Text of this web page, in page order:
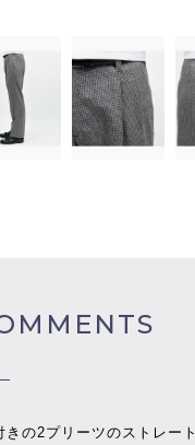
の2プリーツのストレート